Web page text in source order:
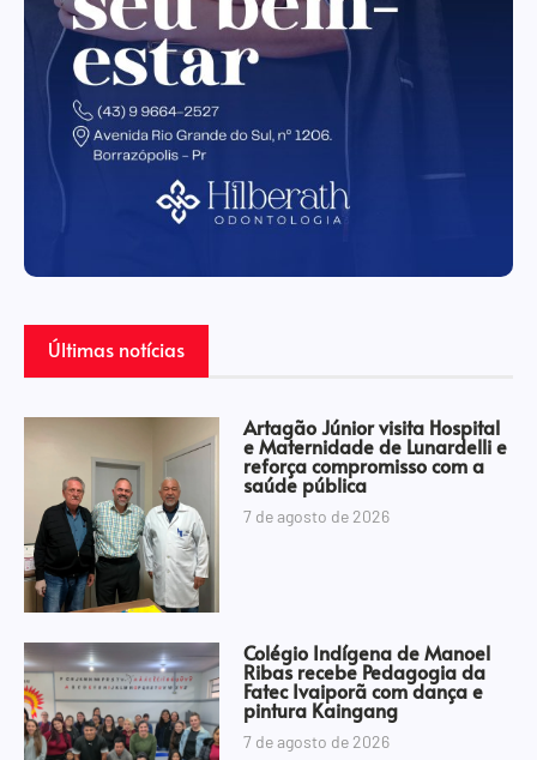
Últimas notícias
Artagão Júnior visita Hospital
e Maternidade de Lunardelli e
reforça compromisso com a
saúde pública
7 de agosto de 2026
Colégio Indígena de Manoel
Ribas recebe Pedagogia da
Fatec Ivaiporã com dança e
pintura Kaingang
7 de agosto de 2026